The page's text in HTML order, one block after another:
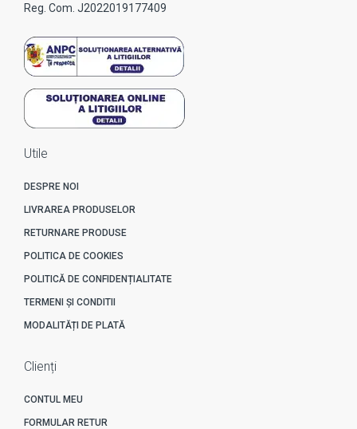
Reg. Com. J2022019177409
Utile
DESPRE NOI
LIVRAREA PRODUSELOR
RETURNARE PRODUSE
POLITICA DE COOKIES
POLITICĂ DE CONFIDENȚIALITATE
TERMENI ȘI CONDITII
MODALITĂȚI DE PLATĂ
Clienți
CONTUL MEU
FORMULAR RETUR